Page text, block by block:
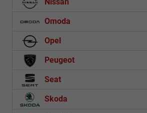
Nissan
Omoda
Opel
Peugeot
Seat
Skoda